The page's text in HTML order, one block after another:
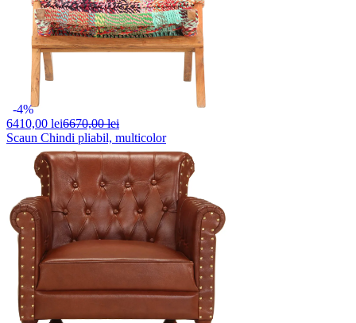
-4%
6410,00 lei6670,00 lei
Scaun Chindi pliabil, multicolor